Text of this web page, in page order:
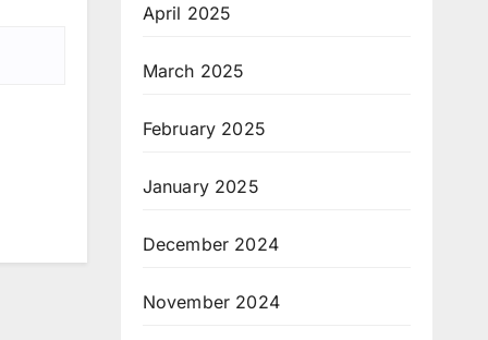
April 2025
March 2025
February 2025
January 2025
December 2024
November 2024